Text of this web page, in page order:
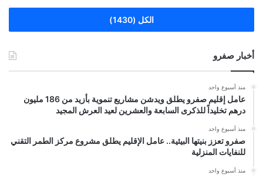
الكل (1430)
أخبار صفرو
منذ أسبوع واحد
عامل إقليم صفرو يطلق ويدشن مشاريع تنموية بأزيد من 186 مليون
درهم تخليداً للذكرى السابعة والعشرين لعيد العرش المجيد
منذ أسبوع واحد
صفرو تعزز بنيتها البيئية.. عامل الإقليم يطلق مشروع مركز الطمر التقني
للنفايات المنزلية
منذ أسبوع واحد